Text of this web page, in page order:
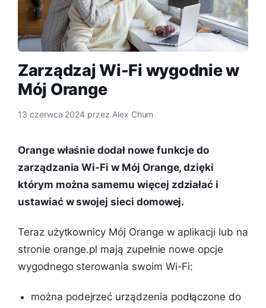
Zarządzaj Wi-Fi wygodnie w
Mój Orange
13 czerwca 2024 przez Alex Chum
Orange właśnie dodał nowe funkcje do
zarządzania Wi-Fi w Mój Orange, dzięki
którym można samemu więcej zdziałać i
ustawiać w swojej sieci domowej.
Teraz użytkownicy Mój Orange w aplikacji lub na
stronie orange.pl mają zupełnie nowe opcje
wygodnego sterowania swoim Wi-Fi:
można podejrzeć urządzenia podłączone do